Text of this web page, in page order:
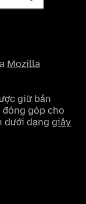
Mozilla
giữ bản
góp cho
dưới dạng giấy